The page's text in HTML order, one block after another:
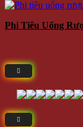
Phi Tiêu Uống